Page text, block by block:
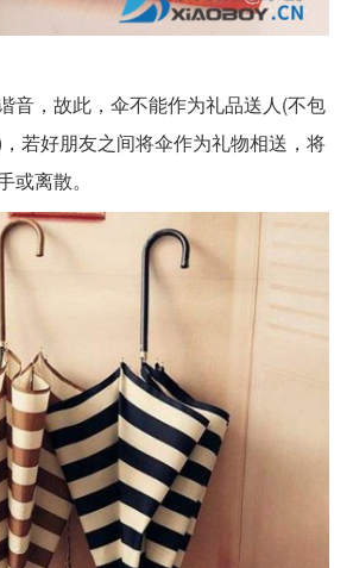
音，故此，伞不能作为礼品送人(不包
若好朋友之间将伞作为礼物相送，将
或离散。